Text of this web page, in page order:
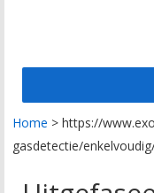
Home > https://
gasdetectie/